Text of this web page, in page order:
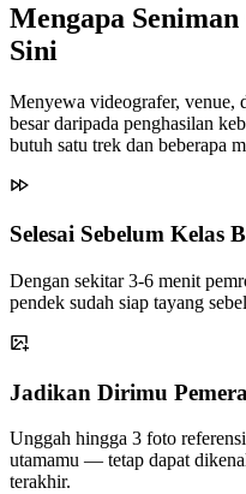
Mengapa
Sini
Menyewa videografer, venue,
besar daripada penghasilan
butuh satu trek dan beberapa
Selesai Sebelum Kelas
Dengan sekitar 3-6 menit
pendek sudah siap tayang
Jadikan Dirimu
Unggah hingga 3 foto
utamamu — tetap dapat
terakhir.